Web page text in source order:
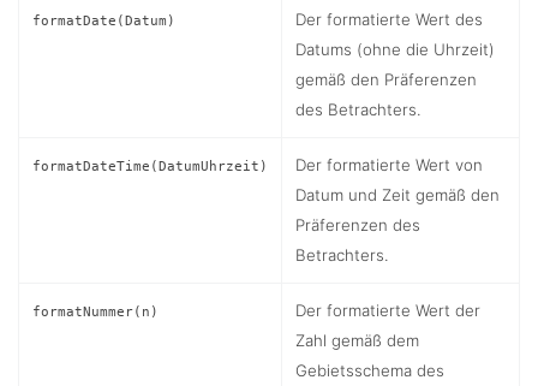
formatDate(Datum)
Der formatierte Wert des
Datums (ohne die Uhrzeit)
gemäß den Präferenzen
des Betrachters.
formatDateTime(DatumUhrzeit)
Der formatierte Wert von
Datum und Zeit gemäß den
Präferenzen des
Betrachters.
formatNummer(n)
Der formatierte Wert der
Zahl gemäß dem
Gebietsschema des